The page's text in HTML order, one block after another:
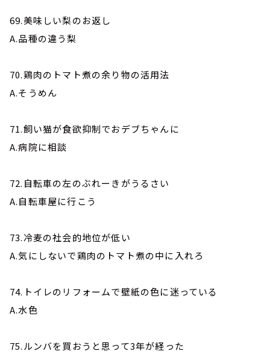
69.美味しい梨のお返し
A.品種の違う梨
70.鶏肉のトマト煮の余り物の活用法
A.そうめん
71.飼い猫が食欲抑制でおデブちゃんに
A.病院に相談
72.自転車の左のぶれーきがうるさい
A.自転車屋に行こう
73.冷麦の社会的地位が低い
A.気にしないで鶏肉のトマト煮の中に入れろ
74.トイレのリフォームで壁紙の色に迷っている
A.水色
75.ルンバを買おうと思って3年が経った